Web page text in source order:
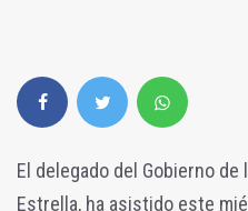
El delegado del Gobierno
Estrella, ha asistido este